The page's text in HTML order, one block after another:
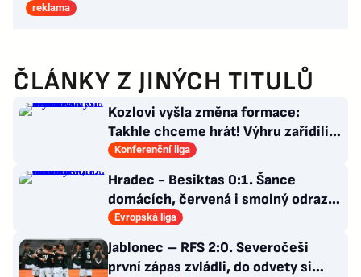
reklama
ČLÁNKY Z JINÝCH TITULŮ
Kozlovi vyšla změna formace:
Takhle chceme hrát! Výhru zařídili
sváteční hlavičkáři
Konferenční liga
Hradec - Besiktas 0:1. Šance
domácích, červená i smolný odraz.
Votroci budou dotahovat
Evropská liga
Jablonec – RFS 2:0. Severočeši
první zápas zvládli, do odvety si